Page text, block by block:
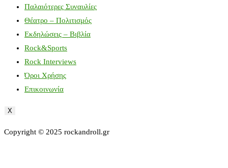
Παλαιότερες Συναυλίες
Θέατρο – Πολιτισμός
Εκδηλώσεις – Βιβλία
Rock&Sports
Rock Interviews
Όροι Χρήσης
Επικοινωνία
X
Copyright © 2025 rockandroll.gr